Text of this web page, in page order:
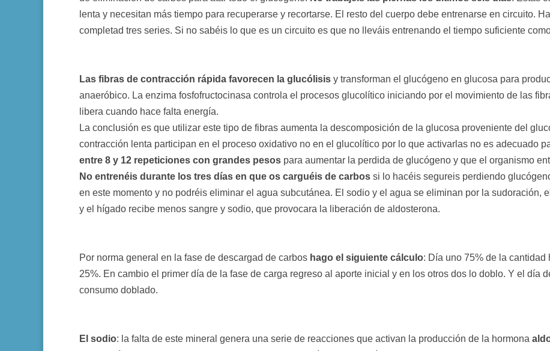
lenta y necesitan más tiempo para recuperarse y recortarse. El resto del cuerpo debe entrenarse en circuito.
completad tres series. Si no sabéis lo que es un circuito es que no lleváis entrenando el tiempo suficiente
Las fibras de contracción rápida favorecen la glucólisis y transforman el glucógeno en glucosa para
anaeróbico. La enzima fosfofructocinasa controla el procesos glucolítico iniciando por el movimiento de las
libera cuando hace falta energía.
La conclusión es que utilizar este tipo de fibras aumenta la descomposición de la glucosa proveniente del
contracción lenta participan en el proceso oxidativo no en el glucolítico por lo que activarlas no es adecuado
entre 8 y 12 repeticiones con grandes pesos para aumentar la perdida de glucógeno y que el organismo
No entrenéis durante los tres días en que os carguéis de carbos si lo hacéis segureis perdiendo
en este momento y no podréis eliminar el agua subcutánea. El sodio y el agua se eliminan por la sudoración,
y el hígado recibe menos sangre y sodio, que provocara la liberación de aldosterona.
Por norma general en la fase de descargad de carbos hago el siguiente cálculo: Día uno 75% de la cantidad
25%. En cambio el primer día de la fase de carga regreso al aporte inicial y en los otros dos lo doblo. Y el día
consumo doblado.
El sodio: la falta de este mineral genera una serie de reacciones que activan la producción de la hormona